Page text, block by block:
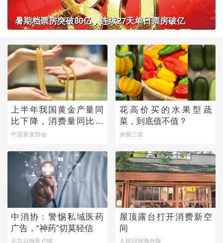
暑期档票房突破80亿，连续27天单日票房破亿
上半年我国黄金产量同
比下降，消费量同比微
增
中国黄金协会
花高价买的水果型蔬
菜，到底值不值？
央视三农
中消协：警惕私域医药
广告，“神药”切莫轻信
北京日报客户端
屋顶露台打开消费新空
间
人民日报海外版